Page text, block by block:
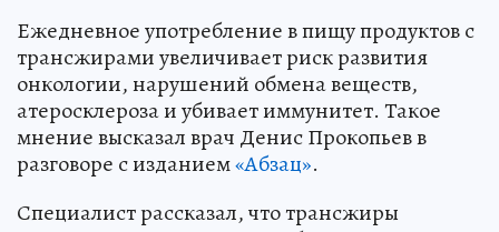
Ежедневное употребление в пищу продуктов с
трансжирами увеличивает риск развития
онкологии, нарушений обмена веществ,
атеросклероза и убивает иммунитет. Такое
мнение высказал врач Денис Прокопьев в
разговоре с изданием«Абзац».
Специалист рассказал, что трансжиры